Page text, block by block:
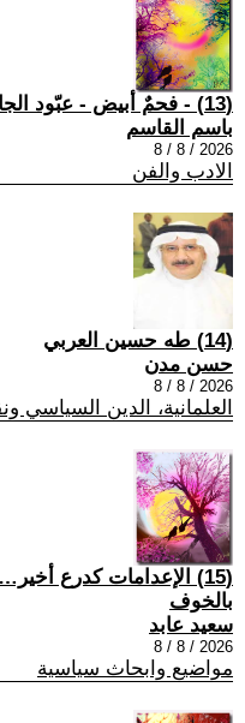
(13) - فحمٌ أبيض - عبّود الجابريّ وامتيازُ المُفارقَة
باسم القاسم
2026 / 8 / 8
الادب والفن
(14) طه حسين العربي
حسن مدن
2026 / 8 / 8
العلمانية، الدين السياسي
(15) الإعدامات كدرع
بالخوف
سعيد عابد
2026 / 8 / 8
مواضيع وابحاث سياسية